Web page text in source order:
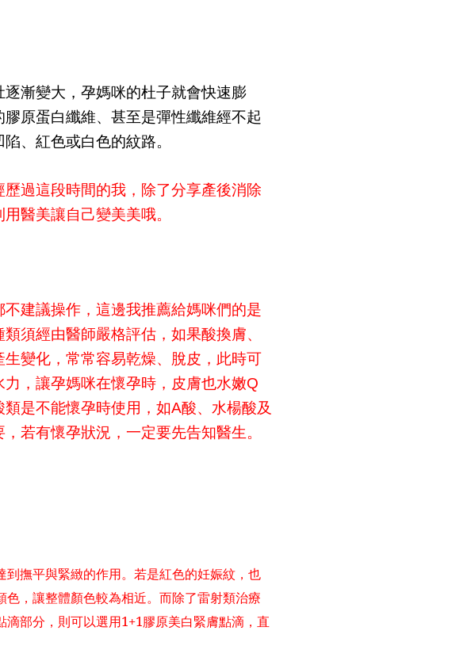
漸變大，孕媽咪的杜子就會快速膨
原蛋白纖維、甚至是彈性纖維經不起
、紅色或白色的紋路。
過這段時間的我，除了分享產後消除
醫美讓自己變美美哦。
建議操作，這邊我推薦給媽咪們的是
須經由醫師嚴格評估，如果酸換膚、
變化，常常容易乾燥、脫皮，此時可
，讓孕媽咪在懷孕時，皮膚也水嫩Q
是不能懷孕時使用，如A酸、水楊酸及
若有懷孕狀況，一定要先告知醫生。
撫平與緊緻的作用。若是紅色的妊娠紋，也
，讓整體顏色較為相近。而除了雷射類治療
滴部分，則可以選用1+1膠原美白緊膚點滴，直